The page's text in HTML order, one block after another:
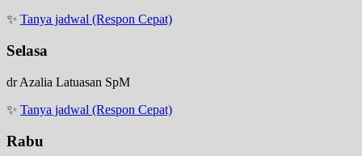
✨ Tanya jadwal (Respon Cepat)
Selasa
dr Azalia Latuasan SpM
✨ Tanya jadwal (Respon Cepat)
Rabu